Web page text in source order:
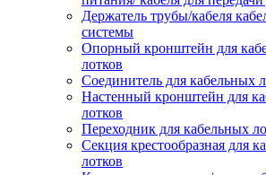
Держатель трубы/кабеля
системы
Опорный кронштейн для
лотков
Соединитель для кабельных
Настенный кронштейн для
лотков
Переходник для кабельных
Секция крестообразная для
лотков